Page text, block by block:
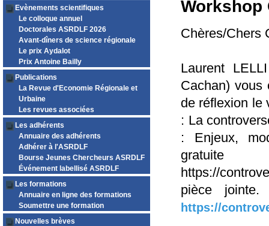
Evènements scientifiques
Le colloque annuel
Doctorales ASRDLF 2026
Avant-dîners de science régionale
Le prix Aydalot
Prix Antoine Bailly
Publications
La Revue d'Economie Régionale et
Urbaine
Les revues associées
Les adhérents
Annuaire des adhérents
Adhérer à l'ASRDLF
Bourse Jeunes Chercheurs ASRDLF
Événement labellisé ASRDLF
Les formations
Annuaire en ligne des formations
Soumettre une formation
Nouvelles brèves
Workshop
Chères/Chers
Laurent
Cachan) vous
de réflexion le
: La
: Enjeux,
https://
pièce jointe.
https://